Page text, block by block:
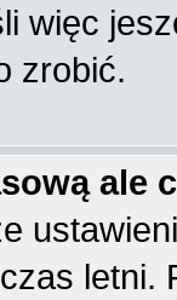
więc
zrobić.
ale
letni.